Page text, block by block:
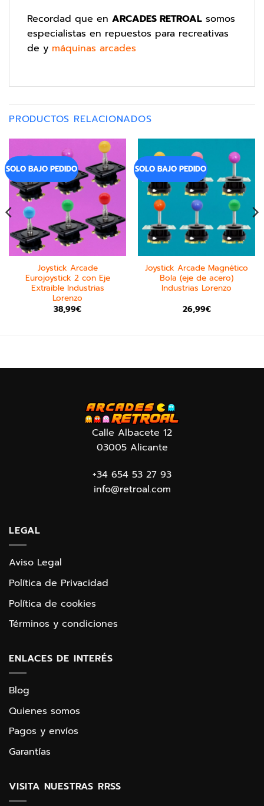
Recordad que en ARCADES RETROAL somos
especialistas en repuestos para recreativas
de y máquinas arcades
PRODUCTOS RELACIONADOS
SOLO BAJO PEDIDO
Joystick Arcade
Eurojoystick 2 con Eje
Extraible Industrias
Lorenzo
38,99€
SOLO BAJO PEDIDO
Joystick Arcade Magnético
Bola (eje de acero)
Industrias Lorenzo
26,99€
Calle Albacete 12
03005 Alicante
+34 654 53 27 93
info@retroal.com
LEGAL
Aviso Legal
Política de Privacidad
Política de cookies
Términos y condiciones
ENLACES DE INTERÉS
Blog
Quienes somos
Pagos y envíos
Garantías
VISITA NUESTRAS RRSS